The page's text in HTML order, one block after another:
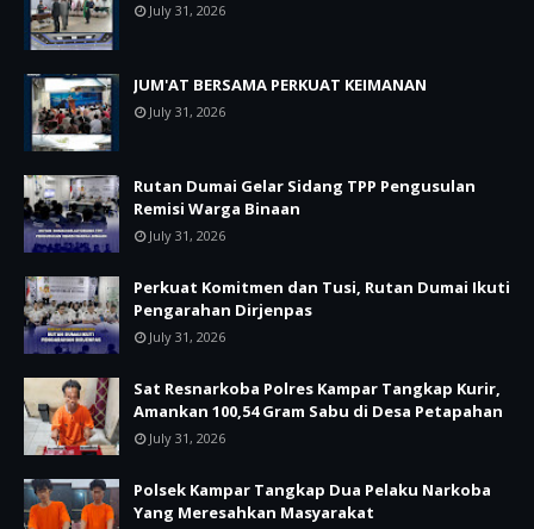
July 31, 2026
JUM'AT BERSAMA PERKUAT KEIMANAN
July 31, 2026
Rutan Dumai Gelar Sidang TPP Pengusulan
Remisi Warga Binaan
July 31, 2026
Perkuat Komitmen dan Tusi, Rutan Dumai Ikuti
Pengarahan Dirjenpas
July 31, 2026
Sat Resnarkoba Polres Kampar Tangkap Kurir,
Amankan 100,54 Gram Sabu di Desa Petapahan
July 31, 2026
Polsek Kampar Tangkap Dua Pelaku Narkoba
Yang Meresahkan Masyarakat